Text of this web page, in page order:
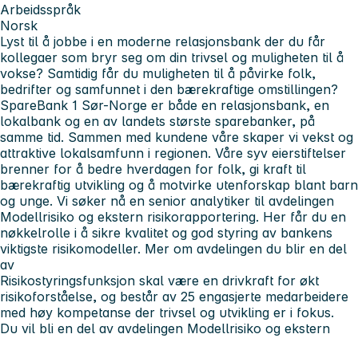
Arbeidsspråk
Norsk
Lyst til å jobbe i en moderne relasjonsbank der du får
kollegaer som bryr seg om din trivsel og muligheten til å
vokse? Samtidig får du muligheten til å påvirke folk,
bedrifter og samfunnet i den bærekraftige omstillingen?
SpareBank 1 Sør-Norge er både en relasjonsbank, en
lokalbank og en av landets største sparebanker, på
samme tid. Sammen med kundene våre skaper vi vekst og
attraktive lokalsamfunn i regionen. Våre syv eierstiftelser
brenner for å bedre hverdagen for folk, gi kraft til
bærekraftig utvikling og å motvirke utenforskap blant barn
og unge. Vi søker nå en senior analytiker til avdelingen
Modellrisiko og ekstern risikorapportering. Her får du en
nøkkelrolle i å sikre kvalitet og god styring av bankens
viktigste risikomodeller. Mer om avdelingen du blir en del
av
Risikostyringsfunksjon skal være en drivkraft for økt
risikoforståelse, og består av 25 engasjerte medarbeidere
med høy kompetanse der trivsel og utvikling er i fokus.
Du vil bli en del av avdelingen Modellrisiko og ekstern